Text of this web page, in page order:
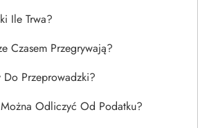
Ile Trwa?
Czasem Przegrywają?
Przeprowadzki?
Odliczyć Od Podatku?